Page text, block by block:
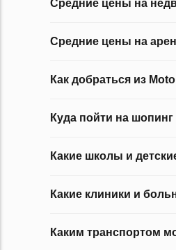
Средние цены на
Средние цены на
Как добраться из
Куда пойти на
Какие школы и
Какие клиники и
Каким транспортом